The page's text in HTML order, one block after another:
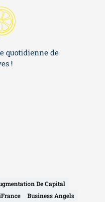
quotidienne de
!
De Capital
Business Angels